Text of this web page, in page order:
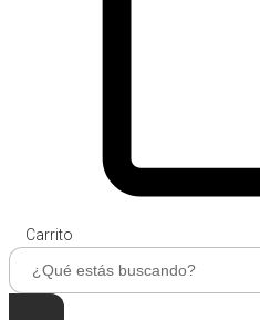
Carrito
Search
...